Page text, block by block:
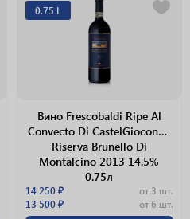
0.75 L
Вино Frescobaldi Ripe Al
Convecto Di CastelGiocondo
Riserva Brunello Di
Montalcino 2013 14.5%
0.75л
14 250 ₽
от 3 шт.
13 500 ₽
от 6 шт.